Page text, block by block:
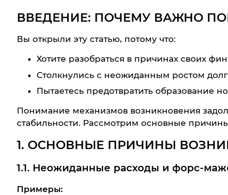
ВВЕДЕНИЕ: ПОЧЕМУ ВАЖНО
Вы открыли эту статью, потому что:
Хотите разобраться в причинах своих
Столкнулись с неожиданным ростом
Пытаетесь предотвратить образование
Понимание механизмов возникновения
стабильности. Рассмотрим основные
1. ОСНОВНЫЕ ПРИЧИНЫ
1.1. Неожиданные расходы и форс-
Примеры: